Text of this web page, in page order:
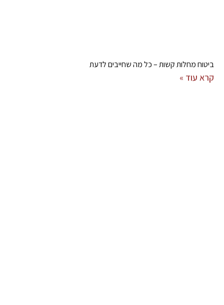
ביטוח מחלות קשות – כל מה שחייבים לדעת
קרא עוד »